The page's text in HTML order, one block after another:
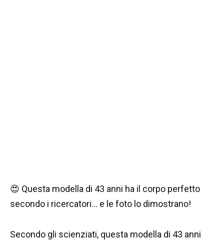
😍 Questa modella di 43 anni ha il corpo perfetto
secondo i ricercatori… e le foto lo dimostrano!
Secondo gli scienziati, questa modella di 43 anni